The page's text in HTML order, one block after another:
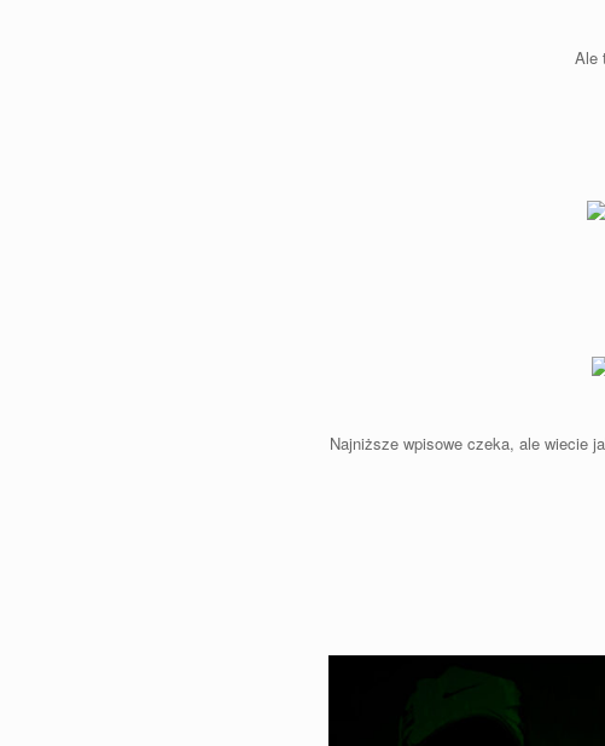
Ale
Najniższe wpisowe czeka, ale wiecie